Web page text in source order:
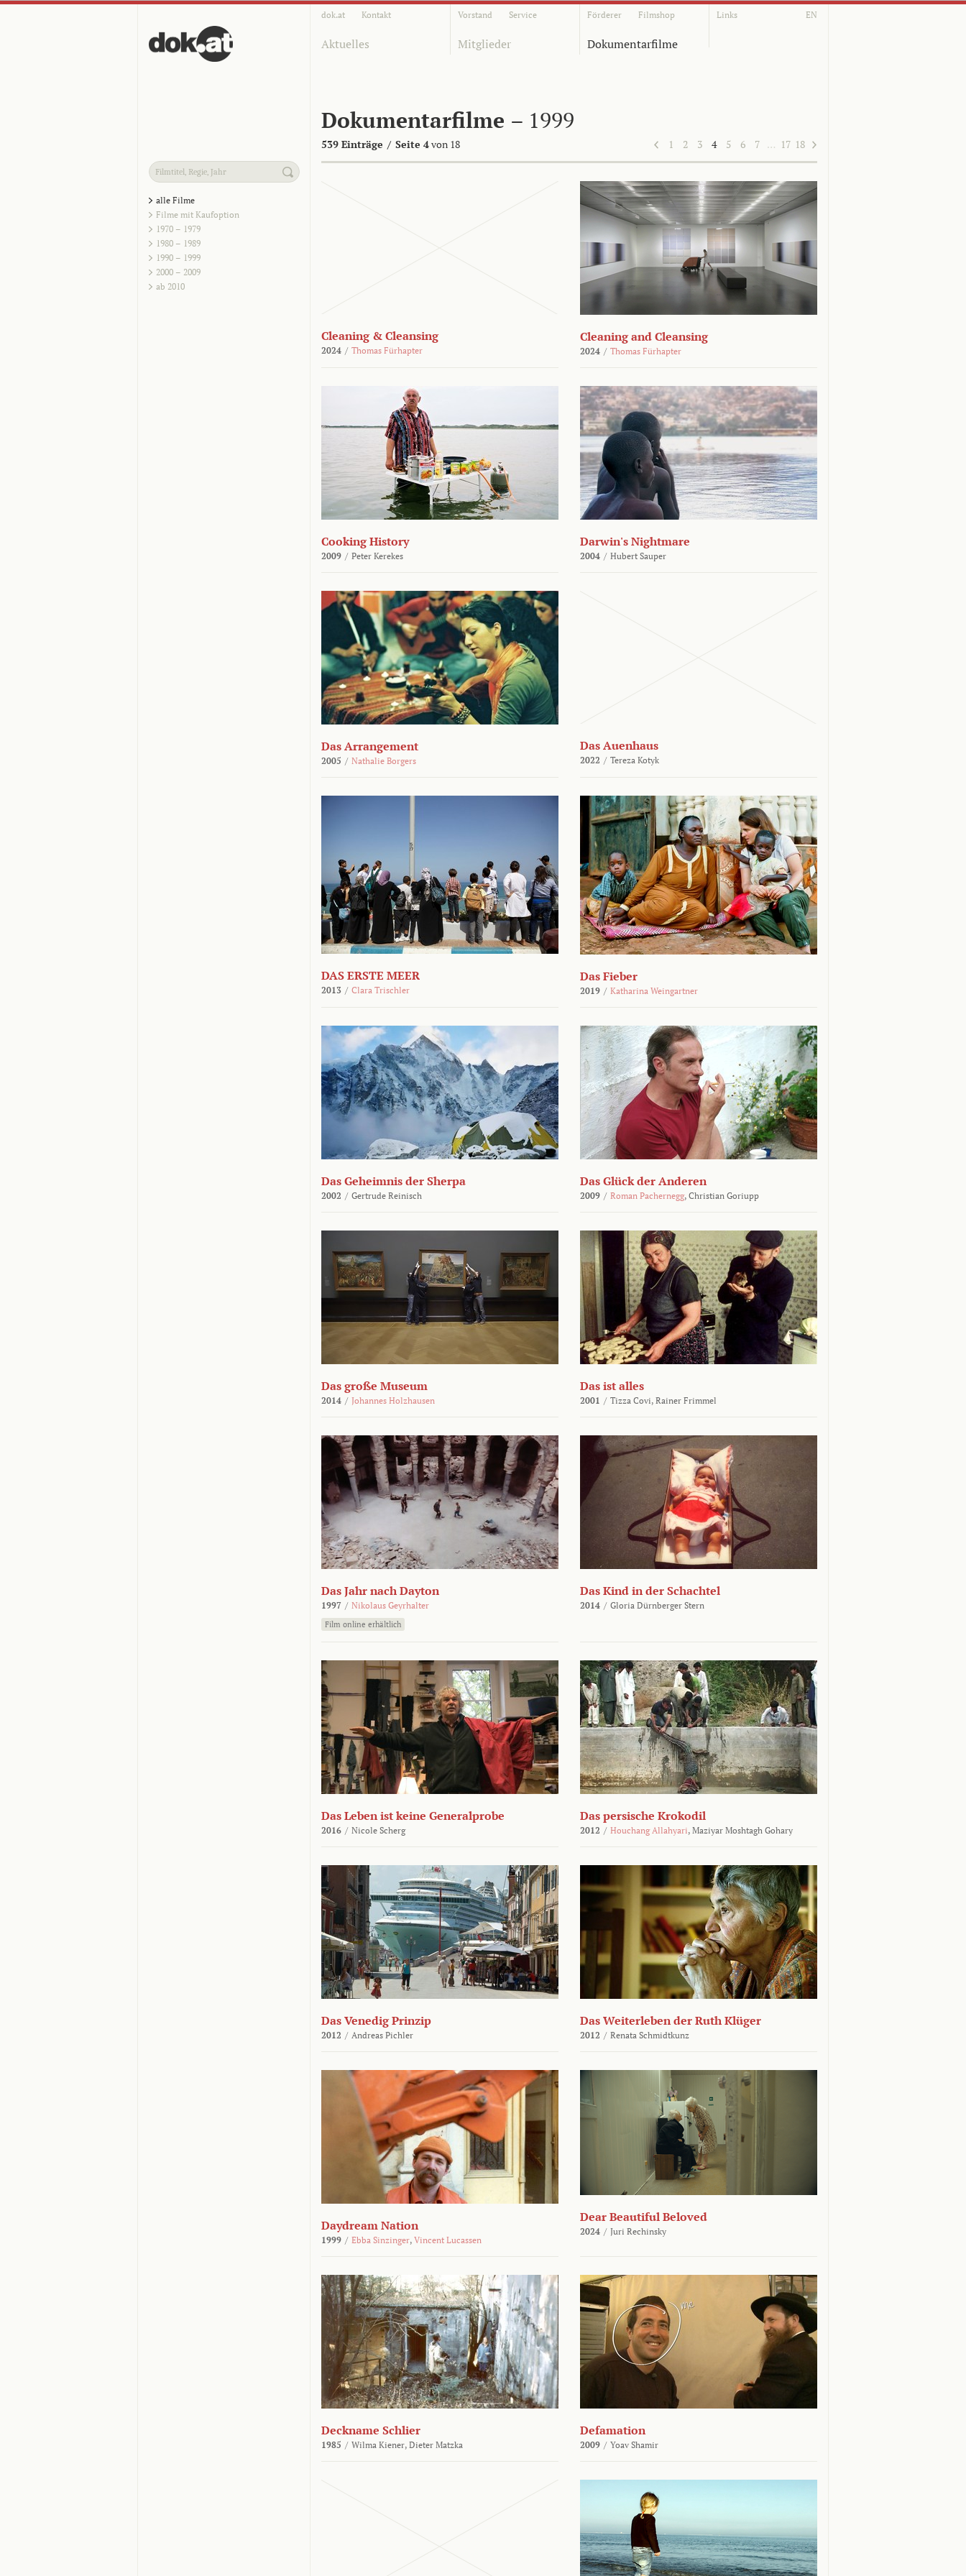
dok.at Kontakt Vorstand Service Förderer Filmshop Links EN
Aktuelles Mitglieder Dokumentarfilme
Dokumentarfilme – 1999
539 Einträge / Seite 4von 18 1 2 3 4 5 6 7 … 17 18
alle Filme
Filme mit Kaufoption
1970 – 1979
1980 – 1989
1990 – 1999
2000 – 2009
ab 2010
Cleaning & Cleansing
2024 / Thomas Fürhapter
Cleaning and Cleansing
2024 / Thomas Fürhapter
Cooking History
2009 / Peter Kerekes
Darwin's Nightmare
2004 / Hubert Sauper
Das Arrangement
2005 / Nathalie Borgers
Das Auenhaus
2022 / Tereza Kotyk
DAS ERSTE MEER
2013 / Clara Trischler
Das Fieber
2019 / Katharina Weingartner
Das Geheimnis der Sherpa
2002 / Gertrude Reinisch
Das Glück der Anderen
2009 / Roman Pachernegg, Christian Goriupp
Das große Museum
2014 / Johannes Holzhausen
Das ist alles
2001 / Tizza Covi, Rainer Frimmel
Das Jahr nach Dayton
1997 / Nikolaus Geyrhalter
Film online erhältlich
Das Kind in der Schachtel
2014 / Gloria Dürnberger Stern
Das Leben ist keine Generalprobe
2016 / Nicole Scherg
Das persische Krokodil
2012 / Houchang Allahyari, Maziyar Moshtagh Gohary
Das Venedig Prinzip
2012 / Andreas Pichler
Das Weiterleben der Ruth Klüger
2012 / Renata Schmidtkunz
Daydream Nation
1999 / Ebba Sinzinger, Vincent Lucassen
Dear Beautiful Beloved
2024 / Juri Rechinsky
Deckname Schlier
1985 / Wilma Kiener, Dieter Matzka
Defamation
2009 / Yoav Shamir